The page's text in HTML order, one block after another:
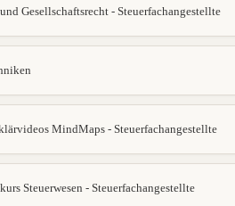
Gesellschaftsrecht - Steuerfachangestellte
MindMaps - Steuerfachangestellte
Steuerwesen - Steuerfachangestellte